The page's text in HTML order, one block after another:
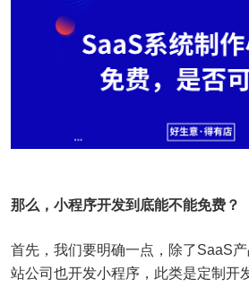
那么，小程序开发到底能不能免费？
首先，我们要明确一点，除了SaaS
站公司也开发小程序，此类是定制开